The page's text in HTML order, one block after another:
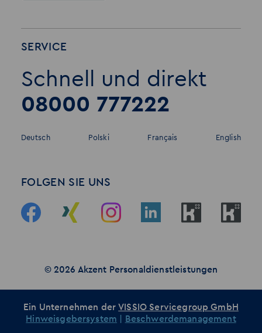
SERVICE
Schnell und direkt
08000 777222
Deutsch Polski Français English
FOLGEN SIE UNS
© 2026 Akzent Personaldienstleistungen
Ein Unternehmen derVISSIO Servicegroup GmbH
Hinweisgebersystem
Beschwerdemanagement